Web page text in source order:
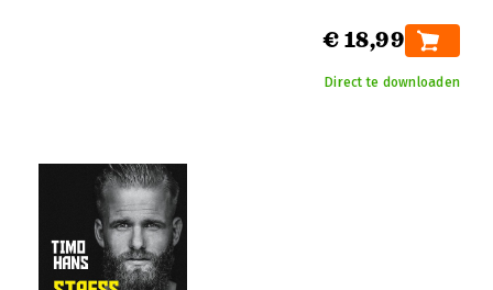
€ 18,99
Direct te downloaden